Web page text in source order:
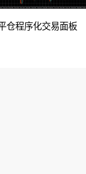
仓程序化交易面板